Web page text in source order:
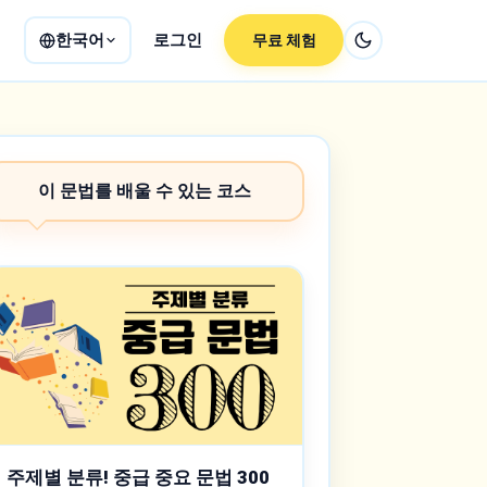
한국어 로그인 무료 체험
이 문법를 배울 수 있는 코스
주제별 분류! 중급 중요 문법 300